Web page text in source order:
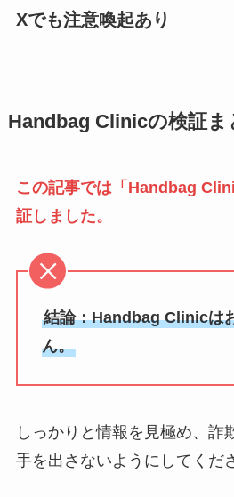
Xでも注意喚起あり
Handbag Clinicの検証ま
この記事では「Handbag
証しました。
結論：Handbag Clinicは
ん。
しっかりと情報を見極め、詐
手を出さないようにしてくだ